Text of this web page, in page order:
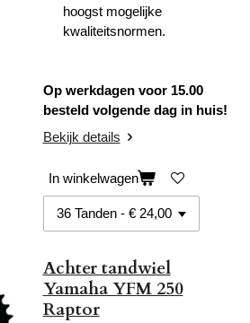
hoogst mogelijke
kwaliteitsnormen.
Op werkdagen voor 15.00
besteld volgende dag in huis!
Bekijk details
In winkelwagen
Achter tandwiel
Yamaha YFM 250
Raptor